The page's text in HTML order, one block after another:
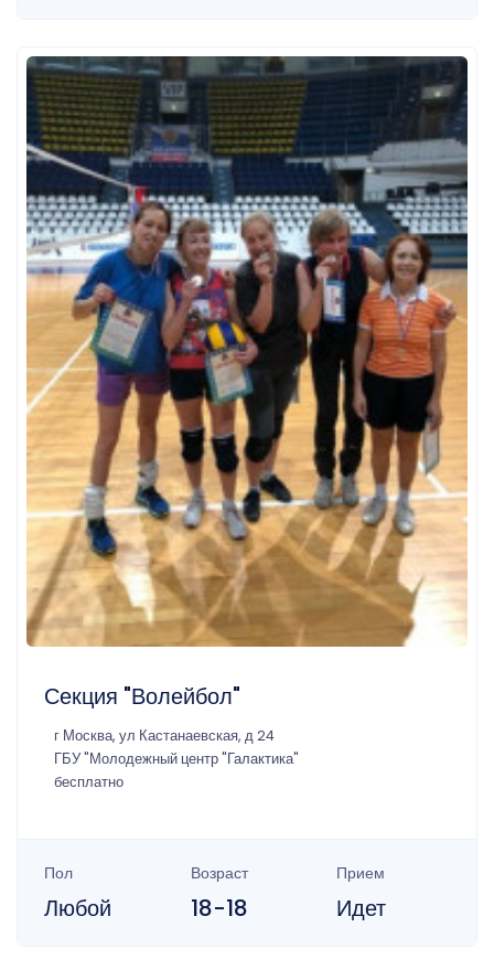
Секция "Волейбол"
г Москва, ул Кастанаевская, д 24
ГБУ "Молодежный центр "Галактика"
бесплатно
Пол
Любой
Возраст
18-18
Прием
Идет